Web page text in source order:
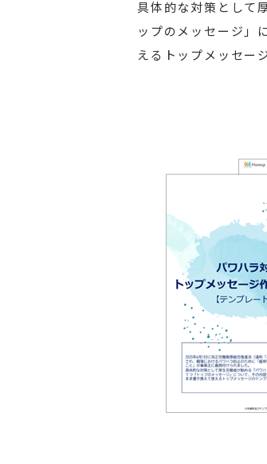
具体的な対策として
ップのメッセージ」
えるトップメッセー